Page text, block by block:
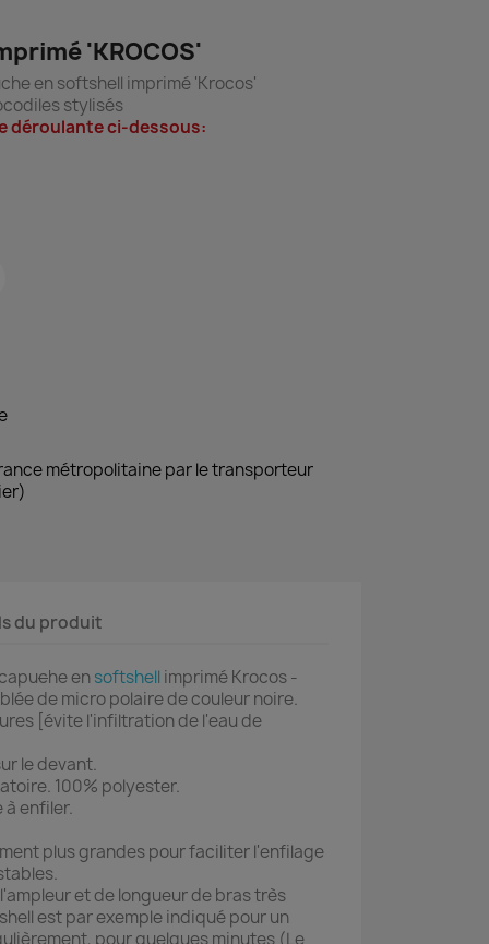
'KROCOS'
en softshell imprimé 'Krocos'
stylisés
déroulante ci-dessous:
métropolitaine par le transporteur
du produit
che en softshellimprimé Krocos -
de micro polaire de couleur noire.
[évite l'infiltration de l'eau de
le devant.
100% polyester.
à enfiler.
plus grandes pour faciliter l'enfilage
et de longueur de bras très
est par exemple indiqué pour un
pour quelques minutes (Le